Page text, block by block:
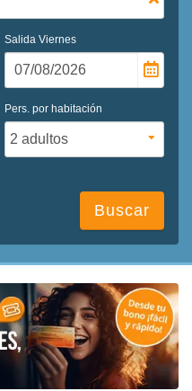
Salida Viernes
Pers. por habitación
Buscar